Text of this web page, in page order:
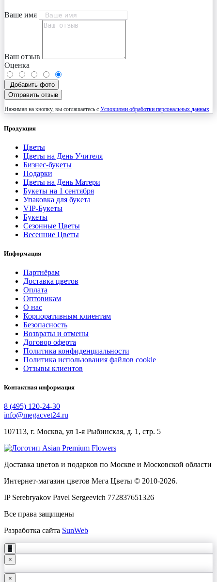
Ваше имя
Ваш отзыв
Оценка
Добавить фото
Отправить отзыв
Нажимая на кнопку, вы соглашаетесь с Условиями обработки персональных данных
Продукция
Цветы
Цветы на День Учителя
Бизнес-букеты
Подарки
Цветы на День Матери
Букеты на 1 сентября
Упаковка для букета
VIP-Букеты
Букеты
Сезонные Цветы
Весенние Цветы
Информация
Партнёрам
Доставка цветов
Оплата
Оптовикам
О нас
Корпоративным клиентам
Безопасность
Возвраты и отмены
Договор оферта
Политика конфиденциальности
Политика использования файлов cookie
Отзывы клиентов
Контактная информация
8 (495) 120-24-30
info@megacvet24.ru
107113, г. Москва, ул 1-я Рыбинская, д. 1, стр. 5
Доставка цветов и подарков по Москве и Московской области
Интернет-магазин цветов Мега Цветы © 2010-2026.
IP Serebryakov Pavel Sergeevich 772837651326
Все права защищены
Разработка сайта SunWeb
+
×
×